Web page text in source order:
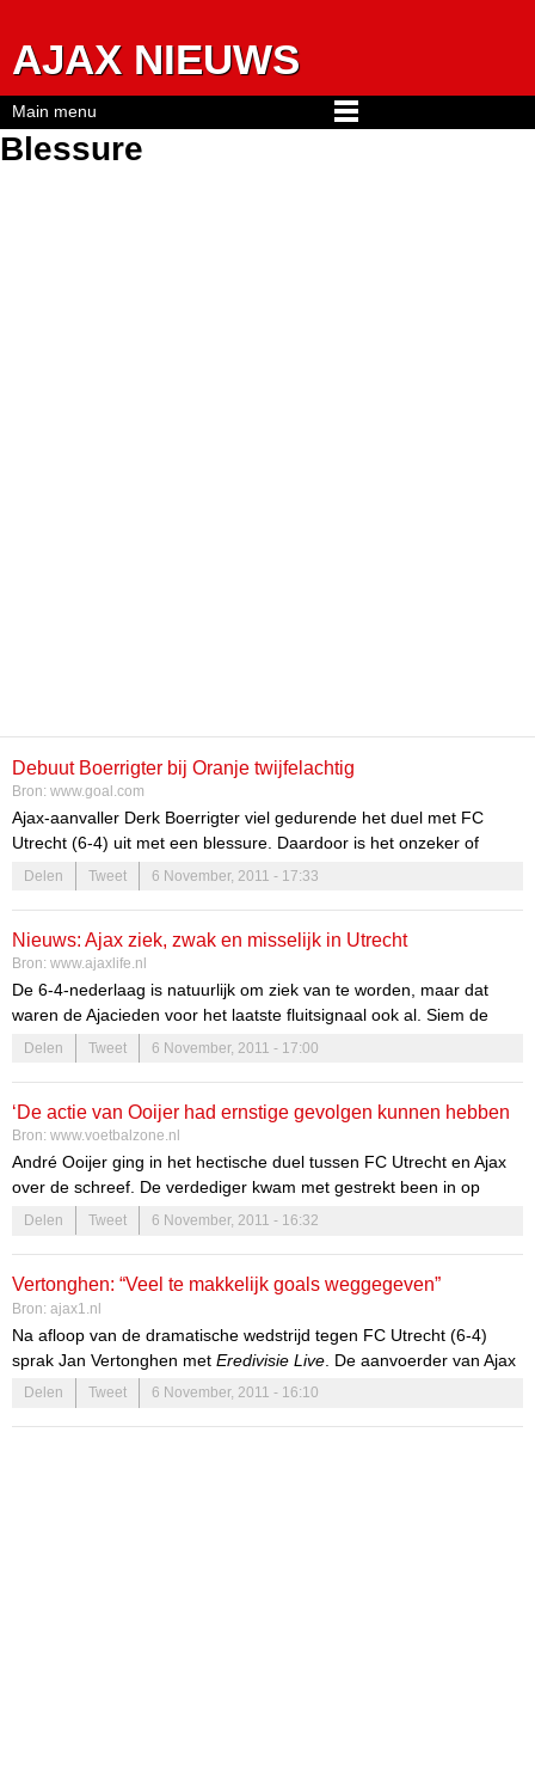
AJAX NIEUWS
Blessure
Debuut Boerrigter bij Oranje twijfelachtig
Bron: www.goal.com
Ajax-aanvaller Derk Boerrigter viel gedurende het duel met FC
Utrecht (6-4) uit met een blessure. Daardoor is het onzeker of
Boerrigter binnenkort kan debuteren voor Oranje.
Delen Tweet 6 November, 2011 - 17:33
Nieuws: Ajax ziek, zwak en misselijk in Utrecht
Bron: www.ajaxlife.nl
De 6-4-nederlaag is natuurlijk om ziek van te worden, maar dat
waren de Ajacieden voor het laatste fluitsignaal ook al. Siem de
Jong moest snel naar de kant met een blessure aan zijn
bovenbeen, hij krijgt dinsdag een mri-scan, Toby Alderweireld was
voor Oranje. En ook Theo Janssen wilde in de rust naar de kant.
"Het leek wel een ziekenhuis," zuchtte Frank de Boer tijdens zijn
reactie naderhand.
Delen Tweet 6 November, 2011 - 17:00
‘De actie van Ooijer had ernstige gevolgen kunnen hebben
voor Sneijder’
Bron: www.voetbalzone.nl
André Ooijer ging in het hectische duel tussen FC Utrecht en Ajax
over de schreef. De verdediger kwam met gestrekt been in op
opponent Rodney Sneijder, die er goed vanaf kwam zonder zware
blessure.
Delen Tweet 6 November, 2011 - 16:32
Vertonghen: “Veel te makkelijk goals weggegeven”
Bron: ajax1.nl
Na afloop van de dramatische wedstrijd tegen FC Utrecht (6-4)
sprak Jan Vertonghen met Eredivisie Live . De aanvoerder van Ajax
was tevreden over het begin van de Amsterdammers, maar was
erg teleurgesteld over het aantal tegendoelpunten en vooral de
Delen Tweet 6 November, 2011 - 16:10
Main menu